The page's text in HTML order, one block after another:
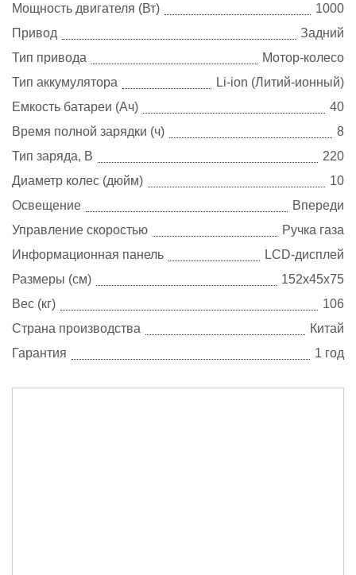
Мощность двигателя (Вт)
1000
Привод
Задний
Тип привода
Мотор-колесо
Тип аккумулятора
Li-ion (Литий-ионный)
Емкость батареи (Ач)
40
Время полной зарядки (ч)
8
Тип заряда, В
220
Диаметр колес (дюйм)
10
Освещение
Впереди
Управление скоростью
Ручка газа
Информационная панель
LCD-дисплей
Размеры (см)
152х45х75
Вес (кг)
106
Страна производства
Китай
Гарантия
1 год